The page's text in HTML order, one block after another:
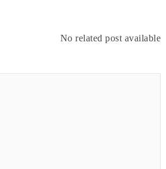
No related post available